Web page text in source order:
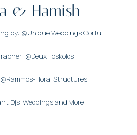
& Hamish
by: @Unique Weddings Corfu
@Deux Foskolos
Floral Structures
Djs Weddings and More